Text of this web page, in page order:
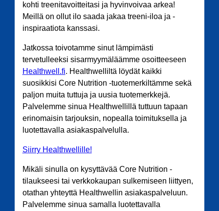
kohti treenitavoitteitasi ja hyvinvoivaa arkea!
Meillä on ollut ilo saada jakaa treeni-iloa ja -
inspiraatiota kanssasi.
Jatkossa toivotamme sinut lämpimästi
tervetulleeksi sisarmyymäläämme osoitteeseen
Healthwell.fi. Healthwelliltä löydät kaikki
suosikkisi Core Nutrition -tuotemerkiltämme sekä
paljon muita tuttuja ja uusia tuotemerkkejä.
Palvelemme sinua Healthwellillä tuttuun tapaan
erinomaisin tarjouksin, nopealla toimituksella ja
luotettavalla asiakaspalvelulla.
Siirry Healthwellille!
Mikäli sinulla on kysyttävää Core Nutrition -
tilaukseesi tai verkkokaupan sulkemiseen liittyen,
otathan yhteyttä Healthwellin asiakaspalveluun.
Palvelemme sinua samalla luotettavalla